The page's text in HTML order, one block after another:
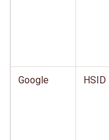
Google HSID